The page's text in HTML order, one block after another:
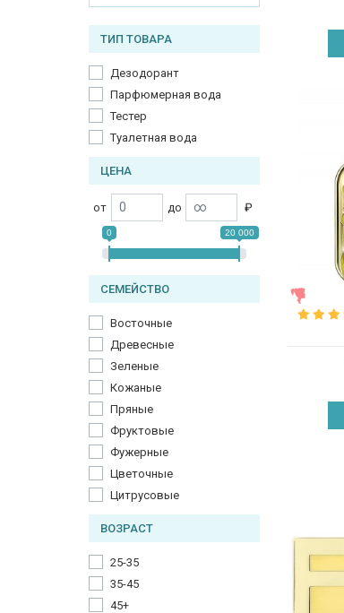
ТИП ТОВАРА
Дезодорант
Парфюмерная вода
Тестер
Туалетная вода
ЦЕНА
от до ₽
0 20 000
СЕМЕЙСТВО
Восточные
Древесные
Зеленые
Кожаные
Пряные
Фруктовые
Фужерные
Цветочные
Цитрусовые
ВОЗРАСТ
25-35
35-45
45+